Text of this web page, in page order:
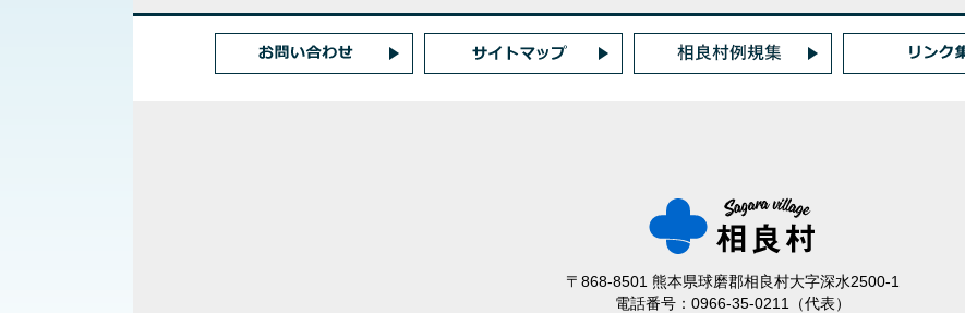
〒868-8501 熊本県球磨郡相良村大字深水2500-1
電話番号：0966-35-0211（代表）